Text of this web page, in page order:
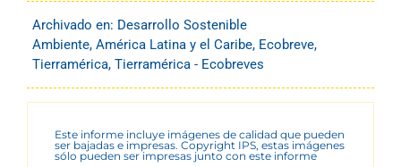
Archivado en: Desarrollo Sostenible
Ambiente, América Latina y el Caribe, Ecobreve,
Tierramérica, Tierramérica - Ecobreves
Este informe incluye imágenes de calidad que pueden
ser bajadas e impresas. Copyright IPS, estas imágenes
sólo pueden ser impresas junto con este informe